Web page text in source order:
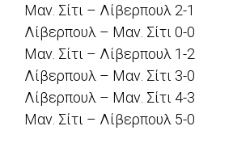
Μαν. Σίτι – Λίβερπουλ 2-1
Λίβερπουλ – Μαν. Σίτι 0-0
Μαν. Σίτι – Λίβερπουλ 1-2
Λίβερπουλ – Μαν. Σίτι 3-0
Λίβερπουλ – Μαν. Σίτι 4-3
Μαν. Σίτι – Λίβερπουλ 5-0